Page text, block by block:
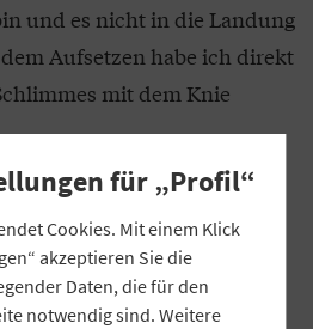
und es nicht in die Landung
Aufsetzen habe ich direkt
mit dem Knie
können Sie nicht bei den
starten. Wie gehen Sie
für „Profil“
Cookies. Mit einem Klick
akzeptieren Sie die
Daten, die für den
notwendig sind. Weitere